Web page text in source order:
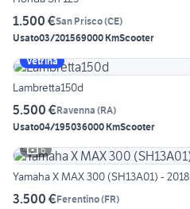
1.500 €San Prisco(CE)
Usato03/201569000 KmScooter
Vetrina
Lambretta150d
5.500 €Ravenna (RA)
Usato04/195036000 KmScooter
6
Yamaha X MAX 300 (SH13A01) - 2018
3.500 €Ferentino(FR)